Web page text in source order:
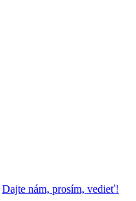
Dajte nám, prosím, vedieť!